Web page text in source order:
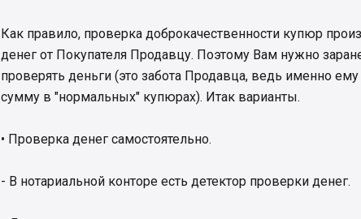
Как правило, проверка доброкачественности купюр
денег от Покупателя Продавцу. Поэтому Вам нужно
проверять деньги (это забота Продавца, ведь именно
сумму в "нормальных" купюрах). Итак варианты.
• Проверка денег самостоятельно.
- В нотариальной конторе есть детектор проверки денег.